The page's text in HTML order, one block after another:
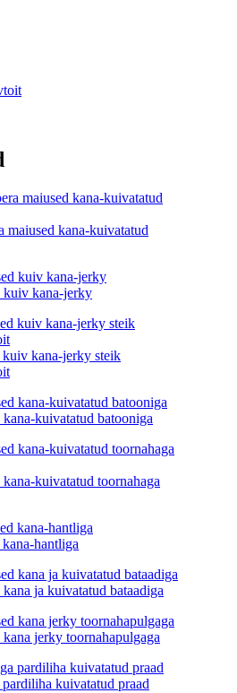
maiused kana-kuivatatud
kuiv kana-jerky
kana-jerky steik
kuivatatud batooniga
kuivatatud toornahaga
hantliga
ja kuivatatud bataadiga
jerky toornahapulgaga
kuivatatud praad